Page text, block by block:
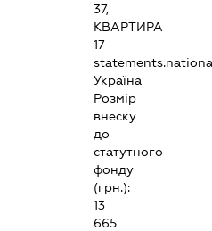
37,
КВАРТИРА
17
Україна
Розмір
внеску
до
статутного
фонду
(грн.):
13
665